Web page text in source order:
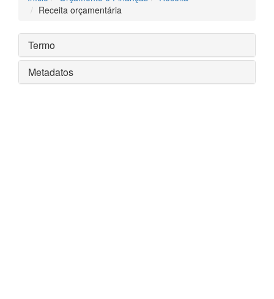
Receita orçamentária
Termo
Metadatos